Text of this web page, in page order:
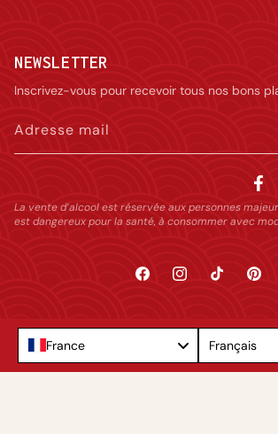
NEWSLETTER
Inscrivez-vous pour recevoir tous nos bons
Adresse mail
La vente d’alcool est réservée aux personnes
est dangereux pour la santé, à consommer avec
FacebookInstagramTikTok
France Français